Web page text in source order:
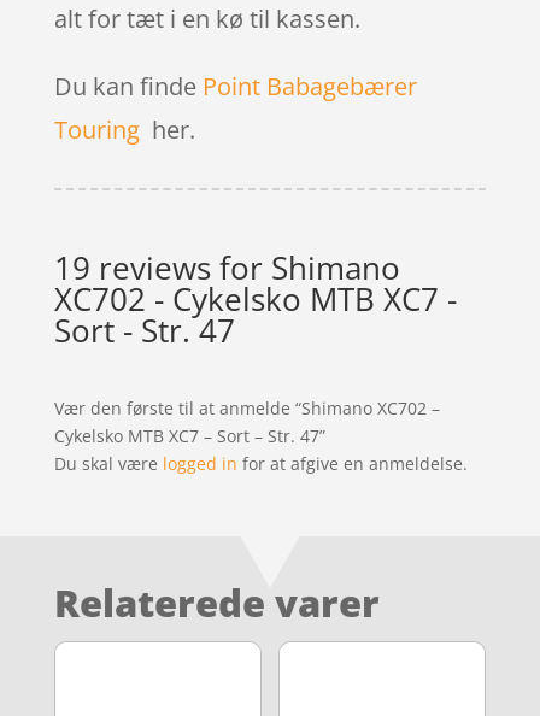
alt for tæt i en kø til kassen.
Du kan finde Point Babagebærer
Touringher.
19 reviews for Shimano
XC702 - Cykelsko MTB XC7 -
Sort - Str. 47
Vær den første til at anmelde “Shimano XC702 –
Cykelsko MTB XC7 – Sort – Str. 47”
Du skal være logged in for at afgive en anmeldelse.
Relaterede varer